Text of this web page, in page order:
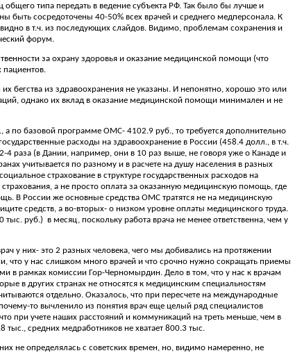
типа передать в ведение субъекта РФ. Так было бы лучше и
сосредоточены 40-50% всех врачей и среднего медперсонала. К
в т.ч. из последующих слайдов. Видимо, проблемам сохранения и
форум.
за охрану здоровья и оказание медицинской помощи (что
пациентов.
бегства из здравоохранения не указаны. И непонятно, хорошо это или
однако их вклад в оказание медицинской помощи минимален и не
а по базовой программе ОМС- 4102.9 руб., то требуется дополнительно
расходы на здравоохранение в России (458.4 долл., в т.ч.
4 раза (в Дании, например, они в 10 раз выше, не говоря уже о Канаде и
учитывается по разному и в расчете на душу населения в разных
страхование в структуре государственных расходов на
а не просто оплата за оказанную медицинскую помощь, где
В России же основные средства ОМС тратятся не на медицинскую
средств, а во-вторых- о низком уровне оплаты медицинского труда.
тыс. руб.) в месяц, поскольку работа врача не менее ответственна, чем у
у них- это 2 разных человека, чего мы добивались на протяжении
что у нас слишком много врачей и что срочно нужно сокращать приемы
в рамках комиссии Гор-Черномырдин. Дело в том, что у нас к врачам
в других странах не относятся к медицинским специальностям
отдельно. Оказалось, что при пересчете на международные
то вычленило из понятия врач еще целый ряд специалистов
при учете наших расстояний и коммуникаций на треть меньше, чем в
тыс., средних медработников не хватает 800.3 тыс.
не определялась с советских времен, но, видимо намеренно, не